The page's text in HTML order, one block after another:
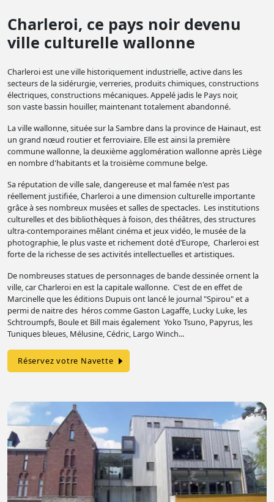
Charleroi, ce pays noir devenu
ville culturelle wallonne
Charleroi est une ville historiquement industrielle, active dans les
secteurs de la sidérurgie, verreries, produits chimiques, constructions
électriques, constructions mécaniques. Appelé jadis le Pays noir,
son vaste bassin houiller, maintenant totalement abandonné.
La ville wallonne, située sur la Sambre dans la province de Hainaut, est
un grand nœud routier et ferroviaire. Elle est ainsi la première
commune wallonne, la deuxième agglomération wallonne après Liège
en nombre d'habitants et la troisième commune belge.
Sa réputation de ville sale, dangereuse et mal famée n'est pas
réellement justifiée, Charleroi a une dimension culturelle importante
grâce à ses nombreux musées et salles de spectacles. Les institutions
culturelles et des bibliothèques à foison, des théâtres, des structures
ultra-contemporaines mêlant cinéma et jeux vidéo, le musée de la
photographie, le plus vaste et richement doté d’Europe, Charleroi est
forte de la richesse de ses activités intellectuelles et artistiques.
De nombreuses statues de personnages de bande dessinée ornent la
ville, car Charleroi en est la capitale wallonne. C'est de en effet de
Marcinelle que les éditions Dupuis ont lancé le journal "Spirou" et a
permi de naitre des héros comme Gaston Lagaffe, Lucky Luke, les
Schtroumpfs, Boule et Bill mais également Yoko Tsuno, Papyrus, les
Tuniques bleues, Mélusine, Cédric, Largo Winch...
Réservez votre Navette